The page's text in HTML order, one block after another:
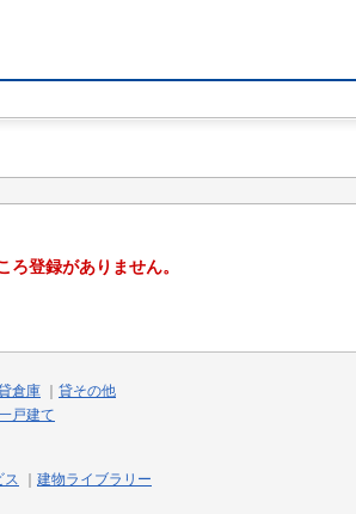
登録がありません。
倉庫
貸その他
戸建て
ス
建物ライブラリー